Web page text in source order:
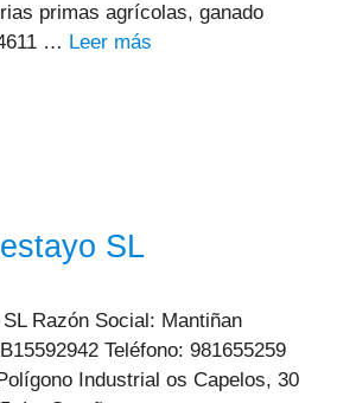
primas agrícolas, ganado
… Leer más
SL
Razón Social: Mantiñan
Teléfono: 981655259
Industrial os Capelos, 30